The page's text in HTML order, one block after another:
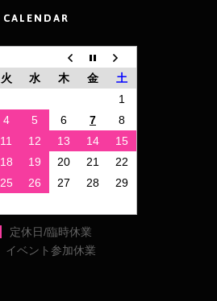
CALENDAR
火 水 木 金
土
1
4 5 6 7
8
11 12 13 14
15
18 19 20 21
22
25 26 27 28
29
定休日/臨時休業
イベント参加休業